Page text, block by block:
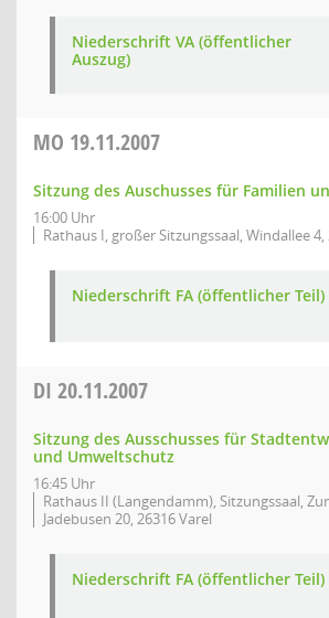
Niederschrift VA (öffentlicher
Auszug)
MO 19.11.2007
Sitzung des Auschusses für Familien
16:00 Uhr
Rathaus I, großer Sitzungssaal, Windallee 4,
Niederschrift FA (öffentlicher Teil)
DI 20.11.2007
Sitzung des Ausschusses für
und Umweltschutz
16:45 Uhr
Rathaus II (Langendamm), Sitzungssaal,
Jadebusen 20, 26316 Varel
Niederschrift FA (öffentlicher Teil)